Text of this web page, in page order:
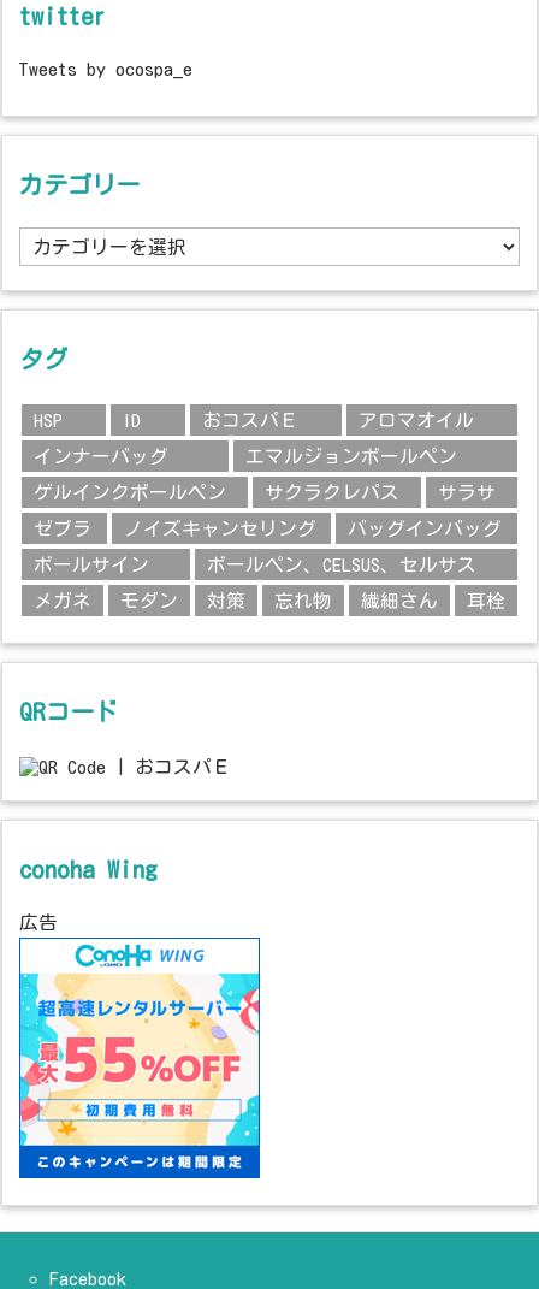
twitter
Tweets by ocospa_e
カテゴリー
テ
リ
ー
タグ
HSP ID おコスパＥ
アロマオイル
インナーバッグ
エマルジョンボールペン
ゲルインクボールペン
サクラクレパス
サラサ
ゼブラ
ノイズキャンセリング
バッグインバッグ
ボールサイン
ボールペン、CELSUS、セルサス
メガネ
モダン 対策 忘れ物 繊細さん 耳栓
QRコード
conoha Wing
広告
Facebook